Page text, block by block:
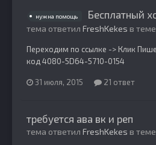
нужна помощь Бесплатный
тема ответил FreshKekes в теме
Переходим по ссылке -> Клик
код 4080-5D64-5710-0154
31 июля, 2015 21 ответ
требуется ава вк и реп
тема ответил FreshKekes в теме